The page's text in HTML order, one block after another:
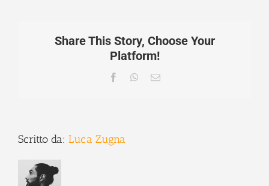
Share This Story, Choose Your
Platform!
FacebookWhatsApp
Email
Scritto da: Luca Zugna